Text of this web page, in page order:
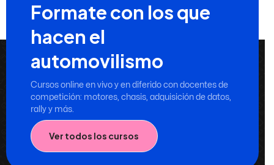
Formate con los que
hacen el
automovilismo
Cursos online en vivo y en diferido con docentes de
competición: motores, chasis, adquisición de datos,
rally y más.
Ver todos los cursos